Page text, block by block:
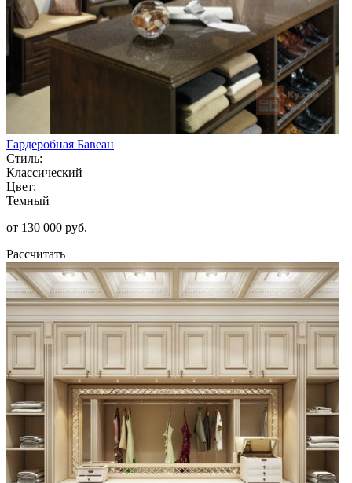
Гардеробная Бавеан
Стиль:
Классический
Цвет:
Темный
от 130 000 руб.
Рассчитать